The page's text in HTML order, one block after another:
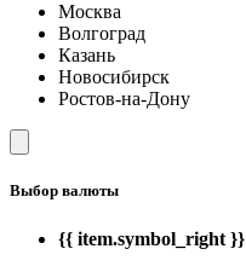
Москва
Волгоград
Казань
Новосибирск
Ростов-на-Дону
Выбор валюты
{{ item.symbol_right }}